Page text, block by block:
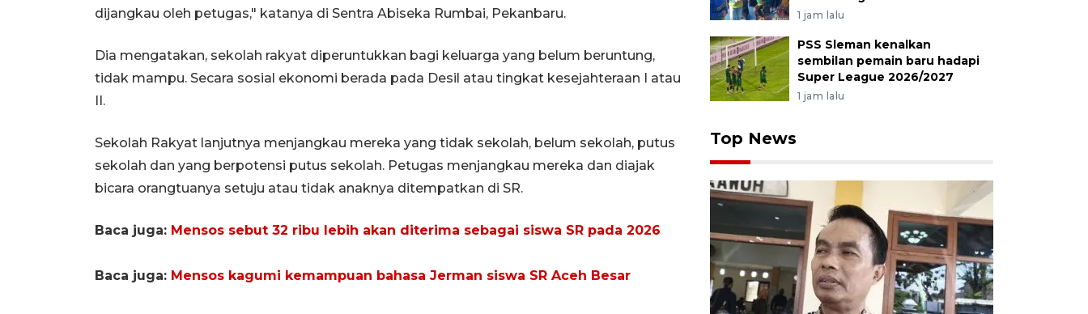
dijangkau oleh petugas," katanya di Sentra Abiseka Rumbai, Pekanbaru.
Dia mengatakan, sekolah rakyat diperuntukkan bagi keluarga yang belum beruntung,
tidak mampu. Secara sosial ekonomi berada pada Desil atau tingkat kesejahteraan I atau
II.
Sekolah Rakyat lanjutnya menjangkau mereka yang tidak sekolah, belum sekolah, putus
sekolah dan yang berpotensi putus sekolah. Petugas menjangkau mereka dan diajak
bicara orangtuanya setuju atau tidak anaknya ditempatkan di SR.
Baca juga: Mensos sebut 32 ribu lebih akan diterima sebagai siswa SR pada 2026
Baca juga: Mensos kagumi kemampuan bahasa Jerman siswa SR Aceh Besar
1 jam lalu
PSS Sleman kenalkan
sembilan pemain baru hadapi
Super League 2026/2027
1 jam lalu
Top News